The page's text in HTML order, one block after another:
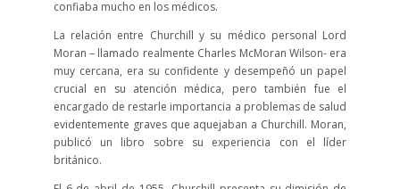
confiaba mucho en los médicos.
La relación entre Churchill y su médico personal Lord
Moran – llamado realmente Charles McMoran Wilson- era
muy cercana, era su confidente y desempeñó un papel
crucial en su atención médica, pero también fue el
encargado de restarle importancia a problemas de salud
evidentemente graves que aquejaban a Churchill. Moran,
publicó un libro sobre su experiencia con el líder
británico.